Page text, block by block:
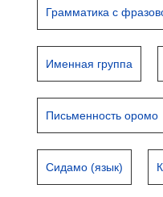
Грамматика с
Именная группа
Письменность оромо
Сидамо (язык)